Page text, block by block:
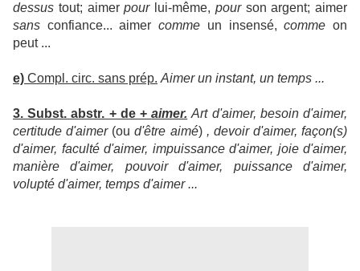
dessus tout; aimerpourlui-même, pourson argent; aimer
sans confiance... aimercomme un insensé,comme on
peut ...
e) Compl. circ. sans prép. Aimer un instant, un temps ...
3. Subst. abstr. + de +aimer. Art d'aimer, besoin d'aimer,
certitude d'aimer(oud'être aimé) , devoir d'aimer, façon(s)
d'aimer, faculté d'aimer, impuissance d'aimer, joie d'aimer,
manière d'aimer, pouvoir d'aimer, puissance d'aimer,
volupté d'aimer, temps d'aimer ...